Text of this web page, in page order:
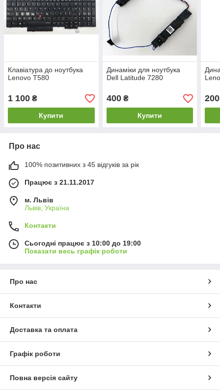
Клавіатура до ноутбука
Lenovo T580
1 100 ₴
Купити
Динамiки для ноутбука
Dell Latitude 7280
400₴
Купити
200
Про нас
100% позитивних з 45 відгуків за рік
Працює з 21.11.2017
м. Львів
Львів, Україна
Контакти
Сьогодні працює з 10:00 до 19:00
Показати весь графік роботи
Про нас
Контакти
Доставка та оплата
Графік роботи
Повна версія сайту